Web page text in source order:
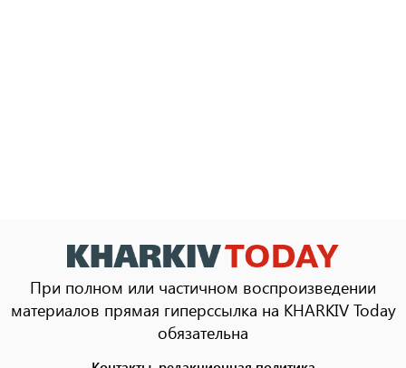
При полном или частичном воспроизведении
материалов прямая гиперссылка на KHARKIV Today
обязательна